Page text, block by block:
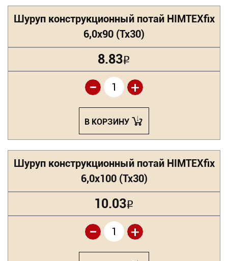
Шуруп конструкционный потай HIMTEXfix
6,0х90 (Tx30)
8.83Р
+
-
В КОРЗИНУ
Шуруп конструкционный потай HIMTEXfix
6,0х100 (Tx30)
10.03Р
+
-